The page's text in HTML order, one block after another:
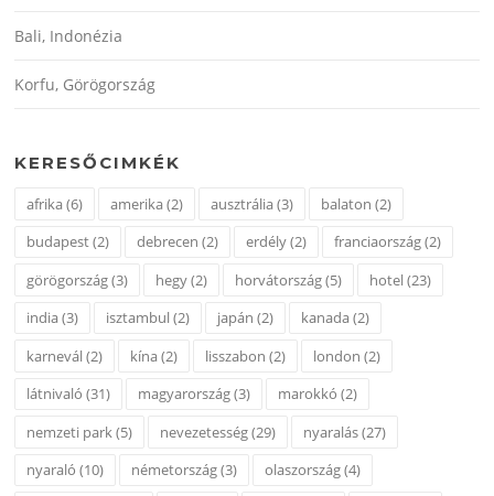
Bali, Indonézia
Korfu, Görögország
KERESŐCIMKÉK
afrika(6) amerika(2) ausztrália(3) balaton (2)
budapest(2) debrecen (2) erdély(2) franciaország(2)
görögország(3) hegy(2) horvátország(5) hotel(23)
india(3) isztambul(2) japán (2) kanada(2)
karnevál(2) kína(2) lisszabon (2) london (2)
látnivaló (31) magyarország(3) marokkó (2)
nemzeti park(5) nevezetesség(29) nyaralás(27)
nyaraló (10) németország(3) olaszország(4)